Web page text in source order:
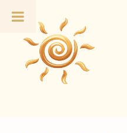
Inhalt
springen